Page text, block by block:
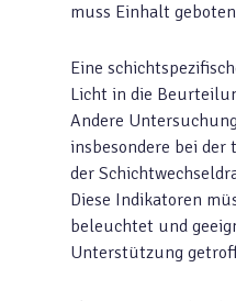
muss Einhalt
Eine
Licht in die
Andere
insbesondere bei
der
Diese Indikatoren
beleuchtet und
Unterstützung